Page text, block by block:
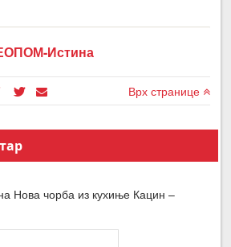
Истина
Врх странице
Нова чорба из кухиње Кацин –